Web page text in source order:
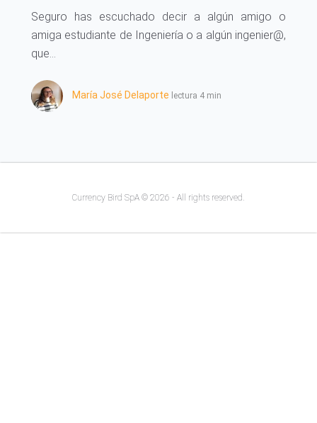
Seguro has escuchado decir a algún amigo o
amiga estudiante de Ingeniería o a algún ingenier@,
que...
María José Delaporte lectura 4 min
Currency Bird SpA © 2026 - All rights reserved.